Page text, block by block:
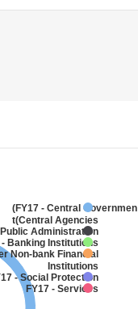
FY17 - Central Government
(Central Agencies
)
Administration
- Banking Institutions
Non-bank Financial
Institutions
- Social Protection
FY17 - Services